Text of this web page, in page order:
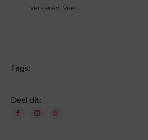
versieren. Veel...
Tags:
Deel dit: